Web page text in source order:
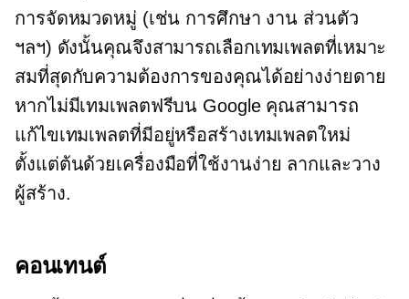
การจัดหมวดหมู่ (เช่น การศึกษา งาน ส่วนตัว
ฯลฯ) ดังนั้นคุณจึงสามารถเลือกเทมเพลตที่เหมาะ
สมที่สุดกับความต้องการของคุณได้อย่างง่ายดาย
หากไม่มีเทมเพลตฟรีบน Google คุณสามารถ
แก้ไขเทมเพลตที่มีอยู่หรือสร้างเทมเพลตใหม่
ตั้งแต่ต้นด้วยเครื่องมือที่ใช้งานง่าย ลากและวาง
ผู้สร้าง.
คอนเทนต์